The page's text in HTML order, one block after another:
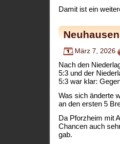
Damit ist ein
März 7, 2026
Nach den
5:3 und der
5:3 war klar:
Was sich änderte
an den ersten 5
Da Pforzheim mit
Chancen auch
gab.